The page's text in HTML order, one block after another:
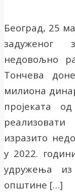
Београд, 25
задуженог
недовољно
Тончева
милиона
пројеката
изразито
у 2022.
удружења
општине […]